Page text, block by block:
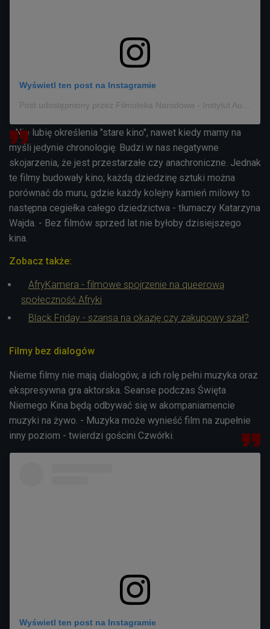
Wyświetl ten post na Instagramie
- Nie lubię określenia "stare kino", nawet kiedy mamy na
myśli jedynie chronologię. Budzi w nas negatywne
skojarzenia, że jest przestarzałe czy anachroniczne. Jednak
te filmy budowały kino; każdą dziedzinę sztuki można
porównać do muru, gdzie każdy kolejny kamień milowy to
następna cegiełka całego dziedzictwa - tłumaczy Katarzyna
Wajda. - Bez filmów sprzed lat nie byłoby dzisiejszego
kina.
Zobacz także:
AfryKamera - filmowe spojrzenie na queerową
społeczność Afryki
Black Friday - szansa na okazję czy zakupowy szał?
Filmy bez dialogów
Nieme filmy nie mają dialogów, a ich rolę pełni muzyka oraz
ekspresywna gra aktorska. Seanse podczas Święta
Niemego Kina będą odbywać się w akompaniamencie
muzyki na żywo. - Muzyka może wynieść film na zupełnie
inny poziom - twierdzi gościni Czwórki.
Wyświetl ten post na Instagramie